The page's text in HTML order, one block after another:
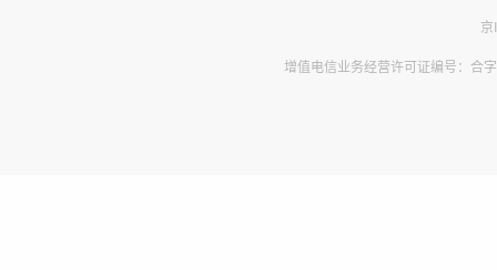
增值电信业务经营许可证编号：合